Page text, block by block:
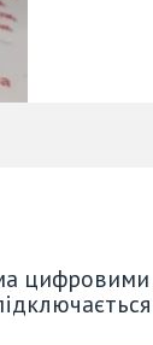
цифровими